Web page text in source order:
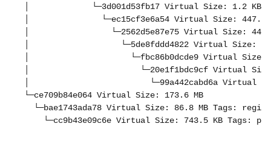
│             └─3d001d53fb17 Virtual Size: 1.2 KB
│               └─ec15cf3e6a54 Virtual Size: 447.0
│                 └─2562d5e87e75 Virtual Size:
│                   └─5de8fddd4822 Virtual Size:
│                     └─fbc86b0dcde9 Virtual
│                       └─20e1f1bdc9cf Virtual
│                         └─99a442cabd6a
└─ce709b84e064 Virtual Size: 173.6 MB
└─bae1743ada78 Virtual Size: 86.8 MB Tags:
└─cc9b43e09c6e Virtual Size: 743.5 KB Tags: